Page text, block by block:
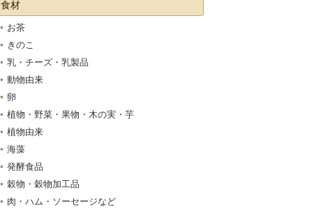
食材
お茶
きのこ
乳・チーズ・乳製品
動物由来
卵
植物・野菜・果物・木の実・芋
植物由来
海藻
発酵食品
穀物・穀物加工品
肉・ハム・ソーセージなど